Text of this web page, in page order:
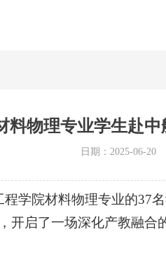
料物理专业学生赴
日期：2025-06-20
学院材料物理专业的37
开启了一场深化产教融